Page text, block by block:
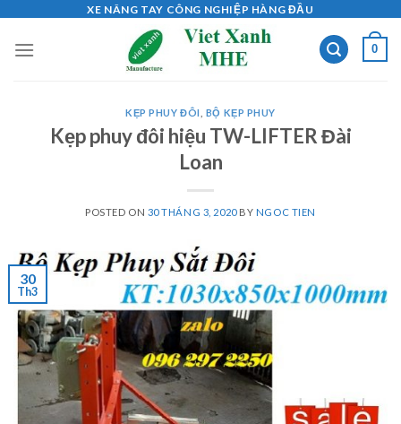
content
XE NÂNG TAY CÔNG NGHIỆP HÀNG ĐẦU
0
KẸP PHUY ĐÔI BỘ KẸP PHUY
Kẹp phuy đôi hiệu TW-LIFTER Đài
Loan
POSTED ON 30 THÁNG 3, 2020BY NGOC TIEN
30
Th3